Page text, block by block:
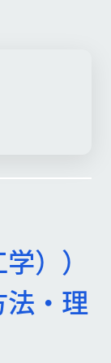
））
法・理